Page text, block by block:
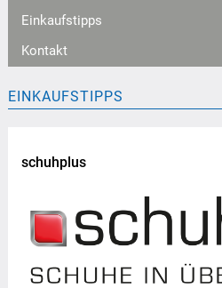
Einkaufstipps
Kontakt
EINKAUFSTIPPS
schuhplus